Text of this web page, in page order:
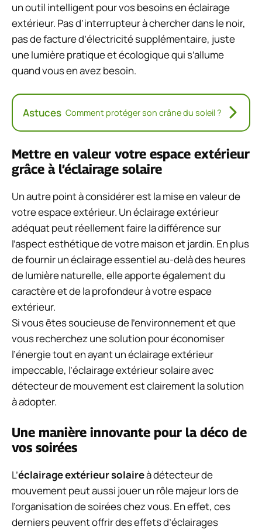
un outil intelligent pour vos besoins en éclairage
extérieur. Pas d’interrupteur à chercher dans le noir,
pas de facture d’électricité supplémentaire, juste
une lumière pratique et écologique qui s’allume
quand vous en avez besoin.
Astuces Comment protéger son crâne du soleil ?
Mettre en valeur votre espace extérieur
grâce à l’éclairage solaire
Un autre point à considérer est la mise en valeur de
votre espace extérieur. Un éclairage extérieur
adéquat peut réellement faire la différence sur
l’aspect esthétique de votre maison et jardin. En plus
de fournir un éclairage essentiel au-delà des heures
de lumière naturelle, elle apporte également du
caractère et de la profondeur à votre espace
extérieur.
Si vous êtes soucieuse de l’environnement et que
vous recherchez une solution pour économiser
l’énergie tout en ayant un éclairage extérieur
impeccable, l’éclairage extérieur solaire avec
détecteur de mouvement est clairement la solution
à adopter.
Une manière innovante pour la déco de
vos soirées
L’éclairage extérieur solaireà détecteur de
mouvement peut aussi jouer un rôle majeur lors de
l’organisation de soirées chez vous. En effet, ces
derniers peuvent offrir des effets d’éclairages